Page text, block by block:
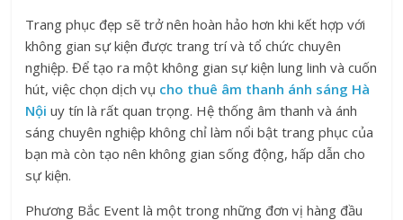
Trang phục đẹp sẽ trở nên hoàn hảo hơn khi kết hợp với
không gian sự kiện được trang trí và tổ chức chuyên
nghiệp. Để tạo ra một không gian sự kiện lung linh và cuốn
hút, việc chọn dịch vụ cho thuê âm thanh ánh sáng Hà
Nội uy tín là rất quan trọng. Hệ thống âm thanh và ánh
sáng chuyên nghiệp không chỉ làm nổi bật trang phục của
bạn mà còn tạo nên không gian sống động, hấp dẫn cho
sự kiện.
Phương Bắc Event là một trong những đơn vị hàng đầu